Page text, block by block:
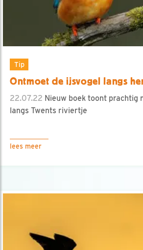
Tip
Ontmoet de ijsvogel langs
22.07.22 Nieuw boek toont prachtig
langs Twents riviertje
lees meer